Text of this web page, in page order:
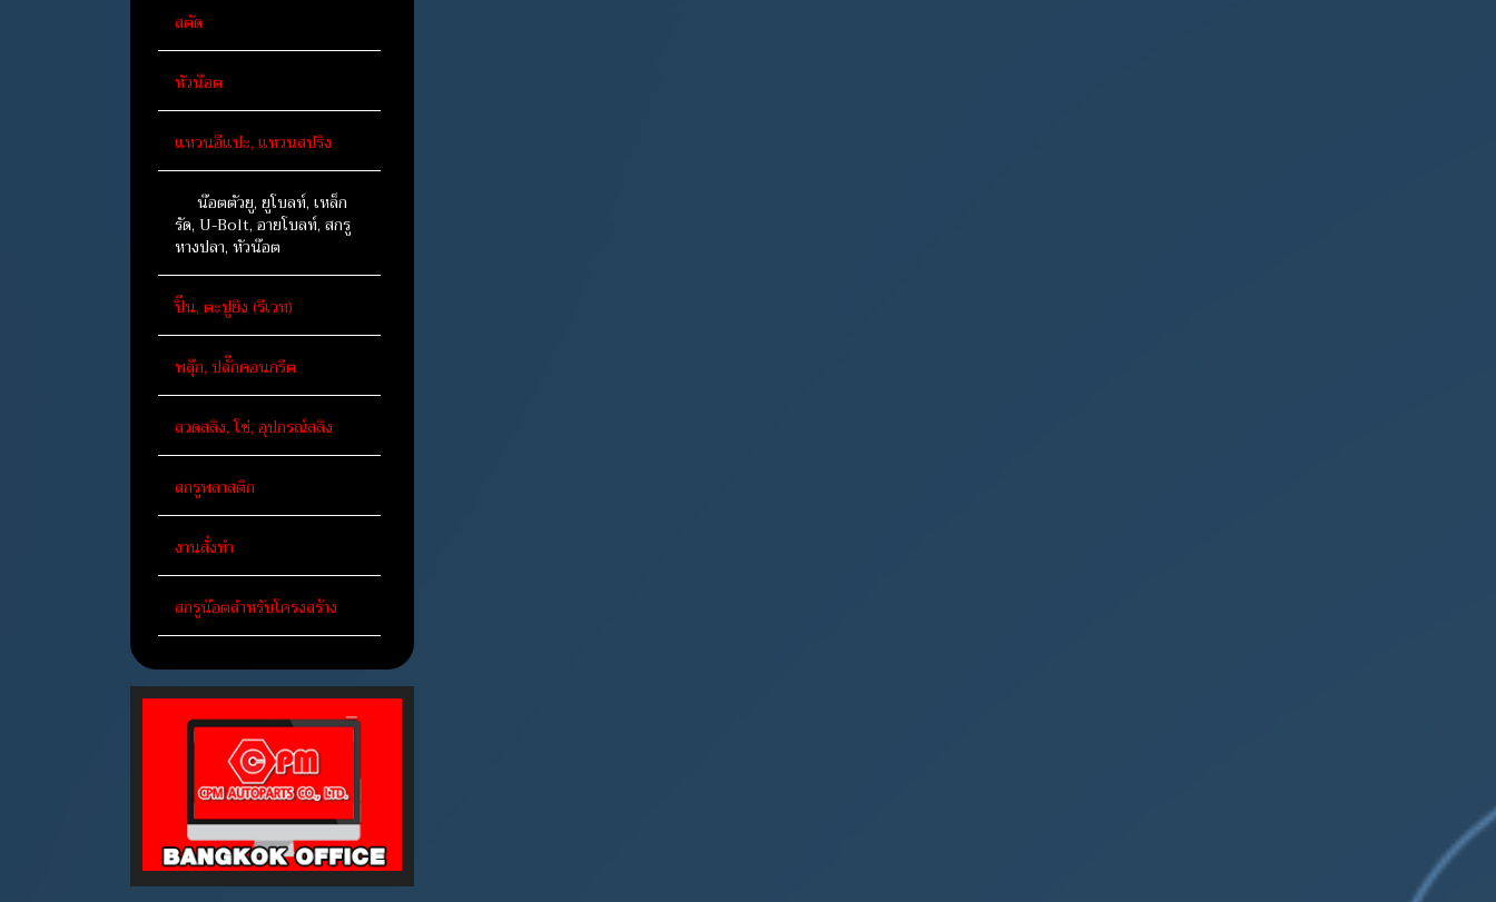
สตัด
หัวน๊อต
แหวนอีแปะ, แหวนสปริง
น๊อตตัวยู, ยูโบลท์, เหล็ก
รัด, U-Bolt, อายโบลท์, สกรู
หางปลา, หัวน๊อต
ปิ๊น, ตะปูยิง (รีเวท)
พลุ๊ก, ปลั๊กคอนกรีต
ลวดสลิง, โซ่, อุปกรณ์สลิง
สกรูพลาสติก
งานสั่งทำ
สกรูน๊อตสำหรับโครงสร้าง